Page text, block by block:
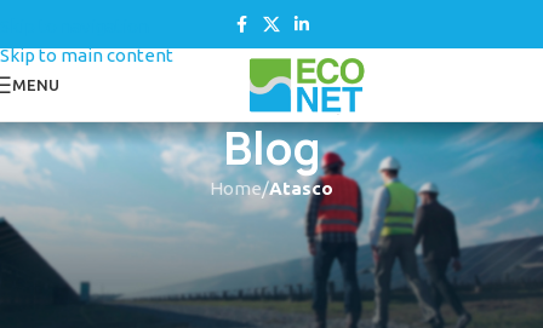
Skip to main content
MENU
Blog
Home/Atasco
ATASCO CONSEJOS
El secreto de un desagüe
impecable